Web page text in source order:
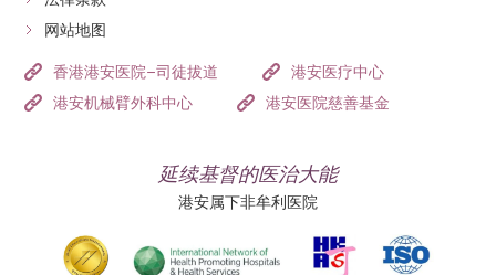
网站地图
香港港安医院–司徒拔道
港安医疗中心
港安机械臂外科中心
港安医院慈善基金
延续基督的医治大能
港安属下非牟利医院